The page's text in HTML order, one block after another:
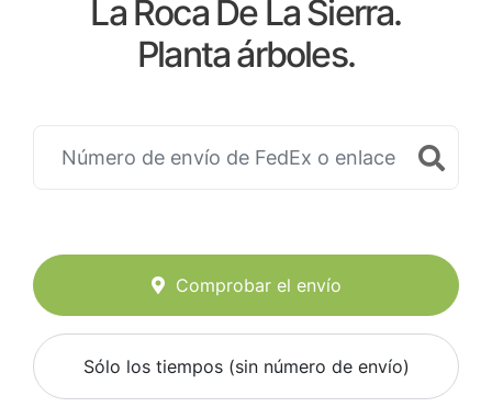
La Roca De La Sierra.
Planta árboles.
Comprobar el envío
Sólo los tiempos (sin número de envío)